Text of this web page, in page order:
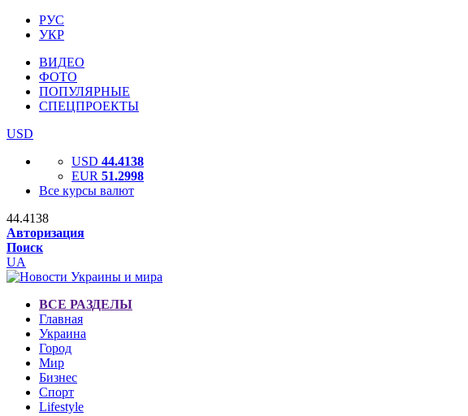
РУС
УКР
ВИДЕО
ФОТО
ПОПУЛЯРНЫЕ
СПЕЦПРОЕКТЫ
USD
USD 44.4138
EUR 51.2998
Все курсы валют
44.4138
Авторизация
Поиск
UA
ВСЕ РАЗДЕЛЫ
Главная
Украина
Город
Мир
Бизнес
Спорт
Lifestyle